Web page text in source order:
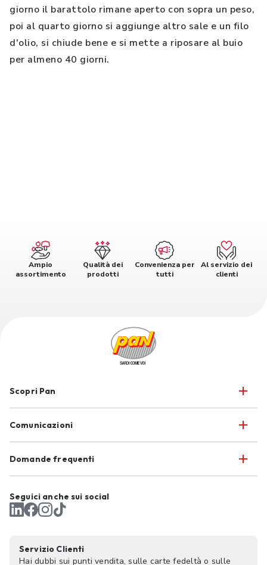
giorno il barattolo rimane aperto con sopra un peso,
poi al quarto giorno si aggiunge altro sale e un filo
d'olio, si chiude bene e si mette a riposare al buio
per almeno 40 giorni.
Ampio
assortimento
Qualità dei
prodotti
Convenienza per
tutti
Al servizio dei
clienti
Scopri Pan
Comunicazioni
Domande frequenti
Seguici anche sui social
Servizio Clienti
Hai dubbi sui punti vendita, sulle carte fedeltà o sulle